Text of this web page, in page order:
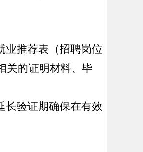
业推荐表（招聘岗位
关的证明材料、毕
长验证期确保在有效